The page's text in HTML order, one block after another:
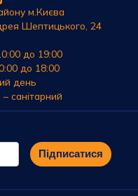
м.Києва
Шептицького, 24
до 19:00
до 18:00
день
санітарний
Підписатися